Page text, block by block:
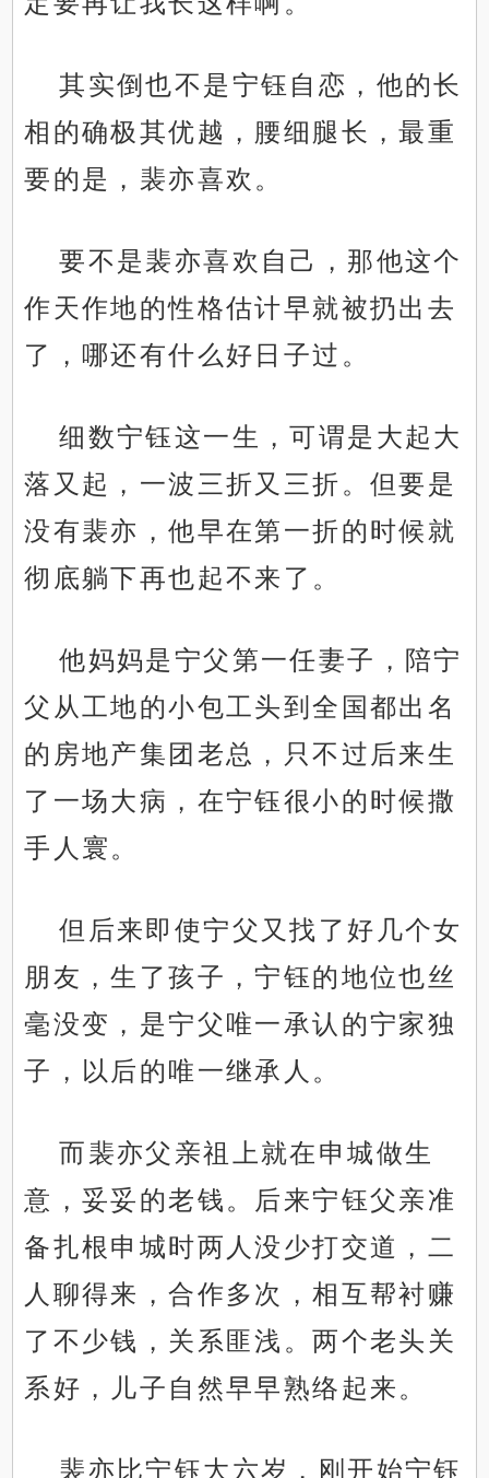
其实倒也不是宁钰自恋，他的长
相的确极其优越，腰细腿长，最重
要的是，裴亦喜欢。
要不是裴亦喜欢自己，那他这个
作天作地的性格估计早就被扔出去
了，哪还有什么好日子过。
细数宁钰这一生，可谓是大起大
落又起，一波三折又三折。但要是
没有裴亦，他早在第一折的时候就
彻底躺下再也起不来了。
他妈妈是宁父第一任妻子，陪宁
父从工地的小包工头到全国都出名
的房地产集团老总，只不过后来生
了一场大病，在宁钰很小的时候撒
手人寰。
但后来即使宁父又找了好几个女
朋友，生了孩子，宁钰的地位也丝
毫没变，是宁父唯一承认的宁家独
子，以后的唯一继承人。
而裴亦父亲祖上就在申城做生
意，妥妥的老钱。后来宁钰父亲准
备扎根申城时两人没少打交道，二
人聊得来，合作多次，相互帮衬赚
了不少钱，关系匪浅。两个老头关
系好，儿子自然早早熟络起来。
裴亦比宁钰大六岁，刚开始宁钰